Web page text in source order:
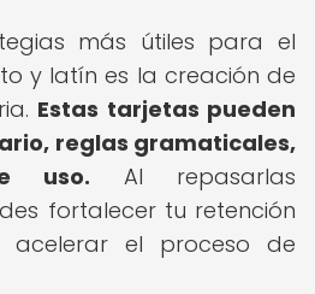
más útiles para el
y latín es la creación de
Estas tarjetas pueden
reglas gramaticales,
uso. Al repasarlas
fortalecer tu retención
acelerar el proceso de